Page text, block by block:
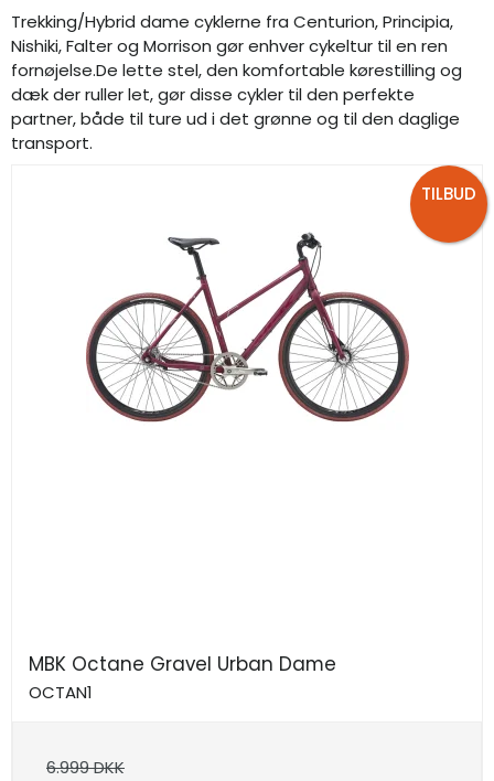
Trekking/Hybrid dame cyklerne fra Centurion, Principia,
Nishiki, Falter og Morrison gør enhver cykeltur til en ren
fornøjelse.De lette stel, den komfortable kørestilling og
dæk der ruller let, gør disse cykler til den perfekte
partner, både til ture ud i det grønne og til den daglige
transport.
TILBUD
MBK Octane Gravel Urban Dame
OCTAN1
6.999 DKK